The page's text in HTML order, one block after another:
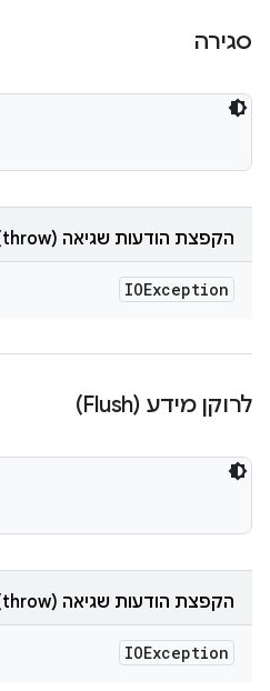
סגירה
הקפצת הודעות שגיאה (throw)
IOException
לרוקן מידע (Flush)
הקפצת הודעות שגיאה (throw)
IOException